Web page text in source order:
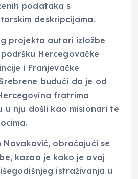
podataka s
deskripcijama.
projekta autori izložbe
Hercegovačke
i Franjevačke
budući da je od
fratrima
u nju došli kao misionari te
Novaković, obraćajući se
kazao je kako je ovaj
istraživanja u